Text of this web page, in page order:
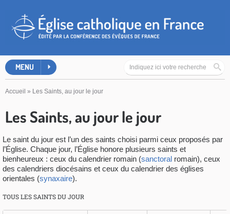
MENU
Accueil » Les Saints, au jour le jour
Les Saints, au jour le jour
Le saint du jour est l’un des saints choisi parmi ceux proposés par
l’Église. Chaque jour, l’Église honore plusieurs saints et
bienheureux : ceux du calendrier romain (sanctoral romain), ceux
des calendriers diocésains et ceux du calendrier des églises
orientales (synaxaire).
TOUS LES SAINTS DU JOUR